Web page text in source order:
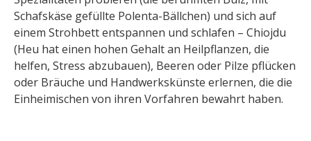
Schafskäse gefüllte Polenta-Bällchen) und sich auf
einem Strohbett entspannen und schlafen – Chiojdu
(Heu hat einen hohen Gehalt an Heilpflanzen, die
helfen, Stress abzubauen), Beeren oder Pilze pflücken
oder Bräuche und Handwerkskünste erlernen, die die
Einheimischen von ihren Vorfahren bewahrt haben.